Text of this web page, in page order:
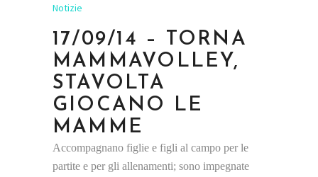
Notizie
17/09/14 – TORNA
MAMMAVOLLEY,
STAVOLTA
GIOCANO LE
MAMME
Accompagnano figlie e figli al campo per le
partite e per gli allenamenti; sono impegnate